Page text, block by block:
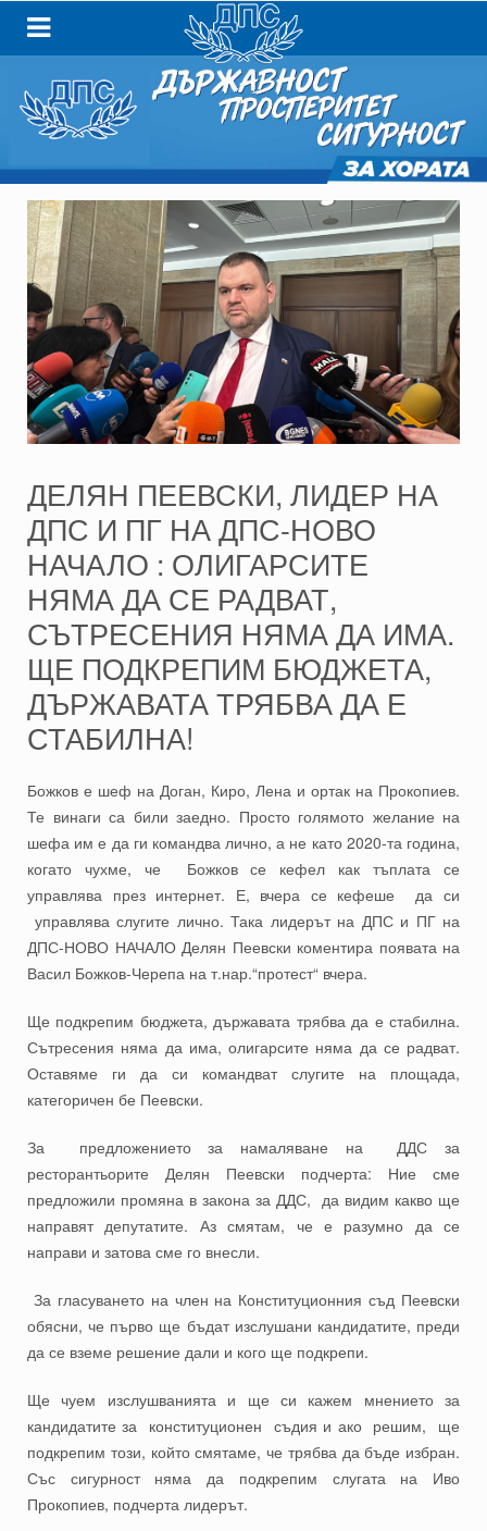
ДЕЛЯН ПЕЕВСКИ, ЛИДЕР НА
ДПС И ПГ НА ДПС-НОВО
НАЧАЛО : ОЛИГАРСИТЕ
НЯМА ДА СЕ РАДВАТ,
СЪТРЕСЕНИЯ НЯМА ДА ИМА.
ЩЕ ПОДКРЕПИМ БЮДЖЕТА,
ДЪРЖАВАТА ТРЯБВА ДА Е
СТАБИЛНА!
Божков е шеф на Доган, Киро, Лена и ортак на Прокопиев.
Те винаги са били заедно. Просто голямото желание на
шефа им е да ги командва лично, а не като 2020-та година,
когато чухме, че Божков се кефел как тъплата се
управлява през интернет. Е, вчера се кефеше да си
управлява слугите лично. Така лидерът на ДПС и ПГ на
ДПС-НОВО НАЧАЛО Делян Пеевски коментира появата на
Васил Божков-Черепа на т.нар.“протест“ вчера.
Ще подкрепим бюджета, държавата трябва да е стабилна.
Сътресения няма да има, олигарсите няма да се радват.
Оставяме ги да си командват слугите на площада,
категоричен бе Пеевски.
За предложението за намаляване на ДДС за
ресторантьорите Делян Пеевски подчерта: Ние сме
предложили промяна в закона за ДДС, да видим какво ще
направят депутатите. Аз смятам, че е разумно да се
направи и затова сме го внесли.
За гласуването на член на Конституционния съд Пеевски
обясни, че първо ще бъдат изслушани кандидатите, преди
да се вземе решение дали и кого ще подкрепи.
Ще чуем изслушванията и ще си кажем мнението за
кандидатите за конституционен съдия и ако решим, ще
подкрепим този, който смятаме, че трябва да бъде избран.
Със сигурност няма да подкрепим слугата на Иво
Прокопиев, подчерта лидерът.